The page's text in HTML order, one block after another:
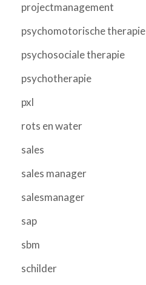
projectmanagement
psychomotorische therapie
psychosociale therapie
psychotherapie
pxl
rots en water
sales
sales manager
salesmanager
sap
sbm
schilder